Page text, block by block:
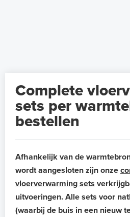
Complete
sets per
bestellen
Afhankelijk van de
wordt aangesloten zijn onze
vloerverwarming sets
uitvoeringen. Alle sets voor
(waarbij de buis in een nieuw